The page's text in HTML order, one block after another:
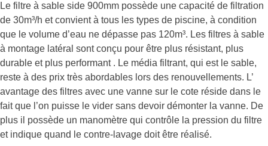
Le filtre à sable side 900mm possède une capacité de filtration
de 30m³/h et convient à tous les types de piscine, à condition
que le volume d’eau ne dépasse pas 120m³. Les filtres à sable
à montage latéral sont conçu pour être plus résistant, plus
durable et plus performant . Le média filtrant, qui est le sable,
reste à des prix très abordables lors des renouvellements. L’
avantage des filtres avec une vanne sur le cote réside dans le
fait que l’on puisse le vider sans devoir démonter la vanne. De
plus il possède un manomètre qui contrôle la pression du filtre
et indique quand le contre-lavage doit être réalisé.